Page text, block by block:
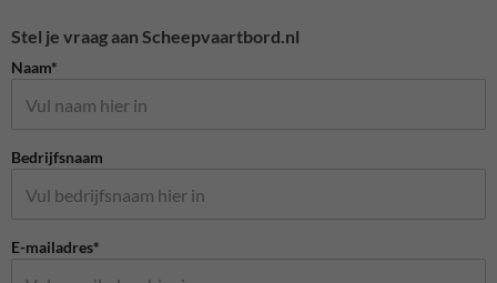
Stel je vraag aan Scheepvaartbord.nl
Naam*
Bedrijfsnaam
E-mailadres*